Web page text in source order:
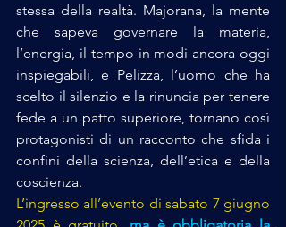
stessa della realtà. Majorana, la mente
che sapeva governare la materia,
l’energia, il tempo in modi ancora oggi
inspiegabili, e Pelizza, l’uomo che ha
scelto il silenzio e la rinuncia per tenere
fede a un patto superiore, tornano così
protagonisti di un racconto che sfida i
confini della scienza, dell’etica e della
coscienza.
L’ingresso all’evento di sabato 7 giugno